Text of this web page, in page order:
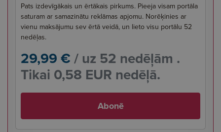
Pats izdevīgākais un ērtākais pirkums. Pieeja visam portāla
saturam ar samazinātu reklāmas apjomu. Norēķinies ar
vienu maksājumu sev ērtā veidā, un lieto visu portālu 52
nedēļas.
29,99 € / uz 52 nedēļām .
Tikai 0,58 EUR nedēļā.
Abonē